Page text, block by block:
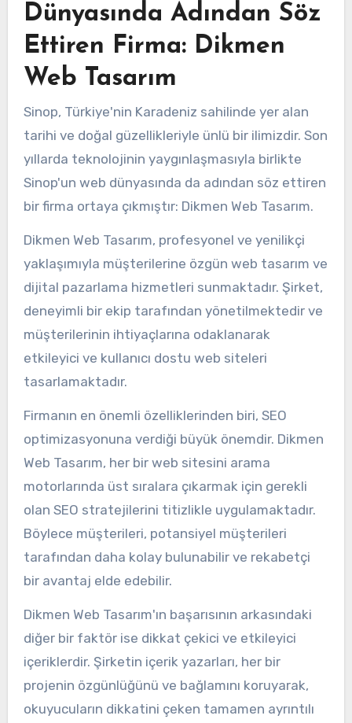
Dünyasında Adından Söz
Ettiren Firma: Dikmen
Web Tasarım
Sinop, Türkiye'nin Karadeniz sahilinde yer alan
tarihi ve doğal güzellikleriyle ünlü bir ilimizdir. Son
yıllarda teknolojinin yaygınlaşmasıyla birlikte
Sinop'un web dünyasında da adından söz ettiren
bir firma ortaya çıkmıştır: Dikmen Web Tasarım.
Dikmen Web Tasarım, profesyonel ve yenilikçi
yaklaşımıyla müşterilerine özgün web tasarım ve
dijital pazarlama hizmetleri sunmaktadır. Şirket,
deneyimli bir ekip tarafından yönetilmektedir ve
müşterilerinin ihtiyaçlarına odaklanarak
etkileyici ve kullanıcı dostu web siteleri
tasarlamaktadır.
Firmanın en önemli özelliklerinden biri, SEO
optimizasyonuna verdiği büyük önemdir. Dikmen
Web Tasarım, her bir web sitesini arama
motorlarında üst sıralara çıkarmak için gerekli
olan SEO stratejilerini titizlikle uygulamaktadır.
Böylece müşterileri, potansiyel müşterileri
tarafından daha kolay bulunabilir ve rekabetçi
bir avantaj elde edebilir.
Dikmen Web Tasarım'ın başarısının arkasındaki
diğer bir faktör ise dikkat çekici ve etkileyici
içeriklerdir. Şirketin içerik yazarları, her bir
projenin özgünlüğünü ve bağlamını koruyarak,
okuyucuların dikkatini çeken tamamen ayrıntılı